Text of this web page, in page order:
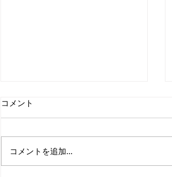
コメント
コメントを追加…